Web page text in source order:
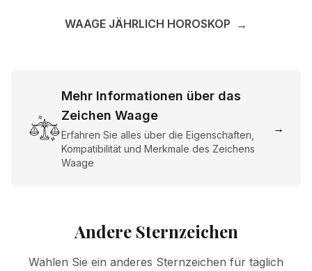
WAAGE JÄHRLICH HOROSKOP →
Mehr Informationen über das
Zeichen Waage
Erfahren Sie alles über die Eigenschaften,
Kompatibilität und Merkmale des Zeichens
Waage
→
Andere Sternzeichen
Wählen Sie ein anderes Sternzeichen für täglich